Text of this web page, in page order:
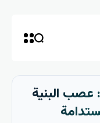
عصب البنية